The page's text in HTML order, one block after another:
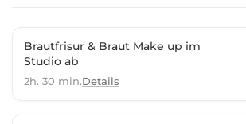
Brautfrisur & Braut Make up im
Studio ab
2h. 30 min.Details